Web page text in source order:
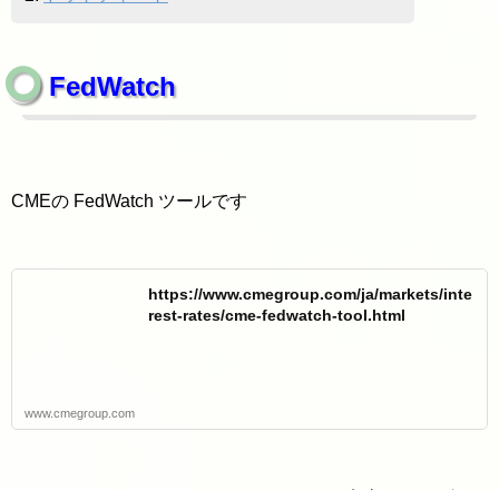
FedWatch
CMEの FedWatch ツールです
https://www.cmegroup.com/ja/markets/inte
rest-rates/cme-fedwatch-tool.html
www.cmegroup.com